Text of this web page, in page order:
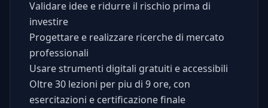
Validare idee e ridurre il rischio prima di
investire
Progettare e realizzare ricerche di mercato
professionali
Usare strumenti digitali gratuiti e accessibili
Oltre 30 lezioni per piu di 9 ore, con
esercitazioni e certificazione finale